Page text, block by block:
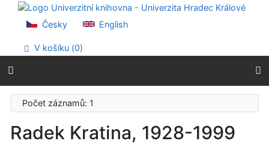
Přejít na obsah
Přejít na menu
Prohlášení o webové přístupnosti
Česky English
V košíku (0)
Počet záznamů: 1
Radek Kratina, 1928-1999